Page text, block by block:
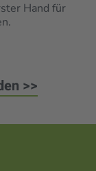
Hand für
>>